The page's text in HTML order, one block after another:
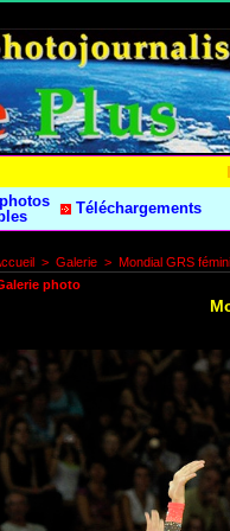
Téléchargements
> Galerie > Mondial GRS
photo